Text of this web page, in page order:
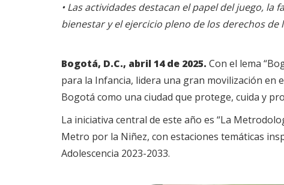
•Las actividades destacan el papel del juego, la
bienestar y el ejercicio pleno de los derechos de
Bogotá, D.C., abril 14 de 2025. Con el lema
para la Infancia, lidera una gran movilización en
Bogotá como una ciudad que protege, cuida y
La iniciativa central de este año es “La
Metro por la Niñez, con estaciones temáticas
Adolescencia 2023-2033.